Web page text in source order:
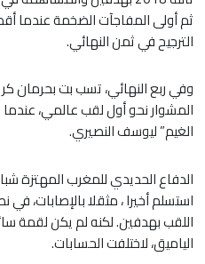
الترجيح في ثمن النهائي.
وفي ربع النهائي، تسب بت بحرمان
المشوار نحو أول لقب عالمي،
الغيم” ليوسف النصيري.
الدفاع الحديدي للمغرب المهتزة
استسلم أخيرا ، مثقلا بالإصابات،
اللقب بهدفين. لكنه لم يكن لقمة
الياميق، لاختلفت الحسابات.